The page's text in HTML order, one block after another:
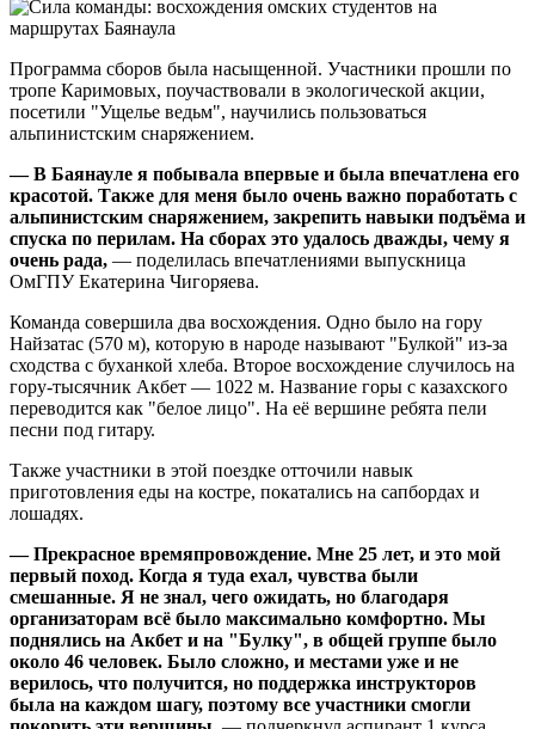
Программа сборов была насыщенной. Участники прошли по
тропе Каримовых, поучаствовали в экологической акции,
посетили "Ущелье ведьм", научились пользоваться
альпинистским снаряжением.
— В Баянауле я побывала впервые и была впечатлена его
красотой. Также для меня было очень важно поработать с
альпинистским снаряжением, закрепить навыки подъёма и
спуска по перилам. На сборах это удалось дважды, чему я
очень рада, — поделилась впечатлениями выпускница
ОмГПУ Екатерина Чигоряева.
Команда совершила два восхождения. Одно было на гору
Найзатас (570 м), которую в народе называют "Булкой" из-за
сходства с буханкой хлеба. Второе восхождение случилось на
гору-тысячник Акбет — 1022 м. Название горы с казахского
переводится как "белое лицо". На её вершине ребята пели
песни под гитару.
Также участники в этой поездке отточили навык
приготовления еды на костре, покатались на сапбордах и
лошадях.
— Прекрасное времяпровождение. Мне 25 лет, и это мой
первый поход. Когда я туда ехал, чувства были
смешанные. Я не знал, чего ожидать, но благодаря
организаторам всё было максимально комфортно. Мы
поднялись на Акбет и на "Булку", в общей группе было
около 46 человек. Было сложно, и местами уже и не
верилось, что получится, но поддержка инструкторов
была на каждом шагу, поэтому все участники смогли